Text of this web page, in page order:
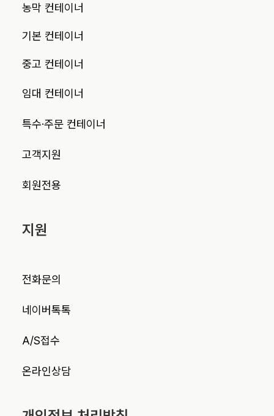
농막 컨테이너
기본 컨테이너
중고 컨테이너
임대 컨테이너
특수·주문 컨테이너
고객지원
회원전용
지원
전화문의
네이버톡톡
A/S접수
온라인상담